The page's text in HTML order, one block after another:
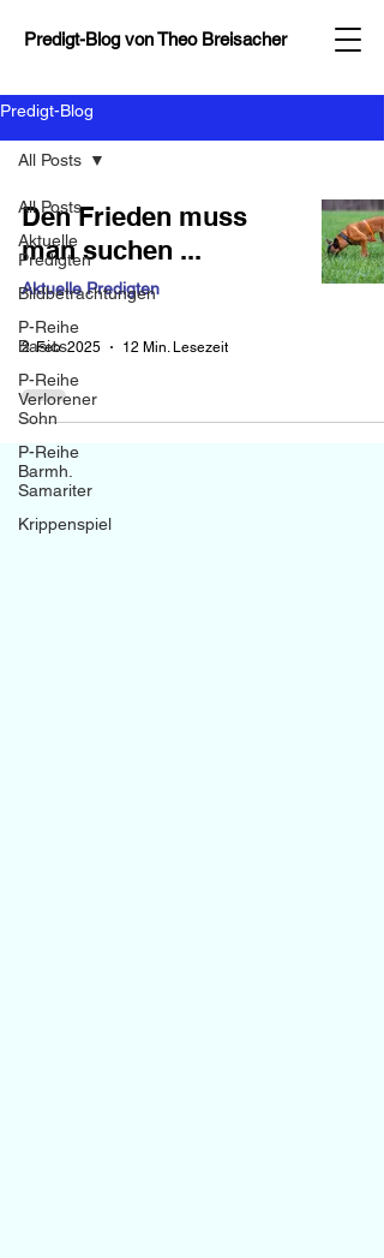
Predigt-Blog vonTheo Breisacher
Predigt-Blog
All Posts
Aktuelle
Predigten
Bildbetrachtungen
P-Reihe
Basics
P-Reihe
Verlorener
Sohn
P-Reihe
Barmh.
Samariter
Krippenspiel
All Posts
Den Frieden muss
man suchen ...
Aktuelle Predigten
-
2. Feb. 2025
12 Min. Lesezeit